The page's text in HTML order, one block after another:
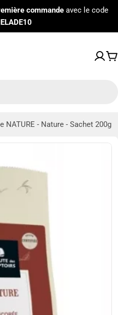
commande avec le code
NATURE - Nature - Sachet 200g